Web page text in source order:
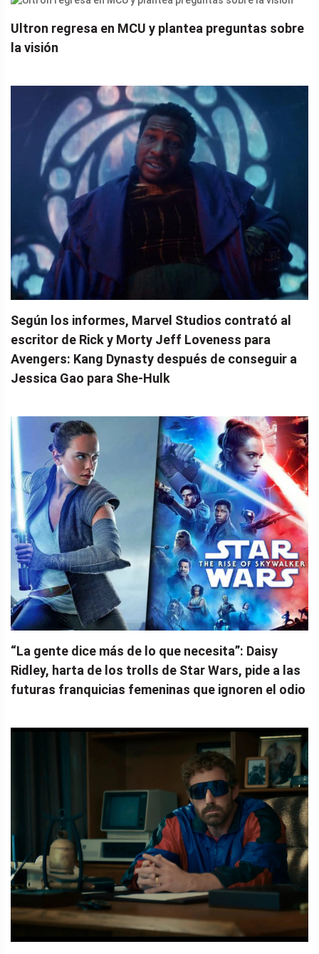
Ultron regresa en MCU y plantea preguntas sobre
la visión
Según los informes, Marvel Studios contrató al
escritor de Rick y Morty Jeff Loveness para
Avengers: Kang Dynasty después de conseguir a
Jessica Gao para She-Hulk
“La gente dice más de lo que necesita”: Daisy
Ridley, harta de los trolls de Star Wars, pide a las
futuras franquicias femeninas que ignoren el odio